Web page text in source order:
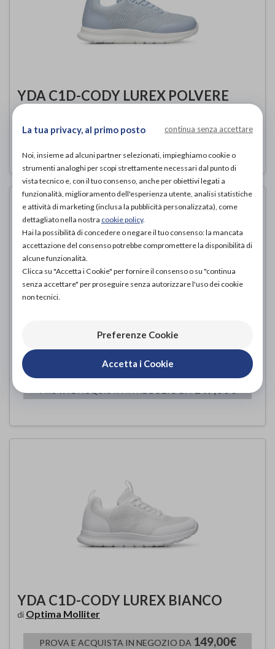
YDA C1D-CODY LUREX POLVERE
di
PROVA E ACQUISTA IN NEGOZIO DA 149,00€
YDA C1D-CODY blu notte
di
YDA C1D-CODY LUREX BIANCO
di Optima Molliter
PROVA E ACQUISTA IN NEGOZIO DA 149,00€
La tua privacy, al primo posto continua senza accettare
Noi, insieme ad alcuni partner selezionati, impieghiamo cookie o
strumenti analoghi per scopi strettamente necessari dal punto di
vista tecnico e, con il tuo consenso, anche per obiettivi legati a
funzionalità, miglioramento dell'esperienza utente, analisi statistiche
e attività di marketing (inclusa la pubblicità personalizzata), come
dettagliato nella nostra cookie policy.
Hai la possibilità di concedere o negare il tuo consenso: la mancata
accettazione del consenso potrebbe compromettere la disponibilità di
alcune funzionalità.
Clicca su "Accetta i Cookie" per fornire il consenso o su "continua
senza accettare" per proseguire senza autorizzare l'uso dei cookie
non tecnici.
Preferenze Cookie
Accetta i Cookie